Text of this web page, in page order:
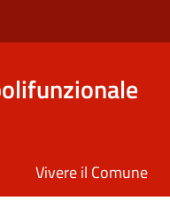
Vivere il Comune